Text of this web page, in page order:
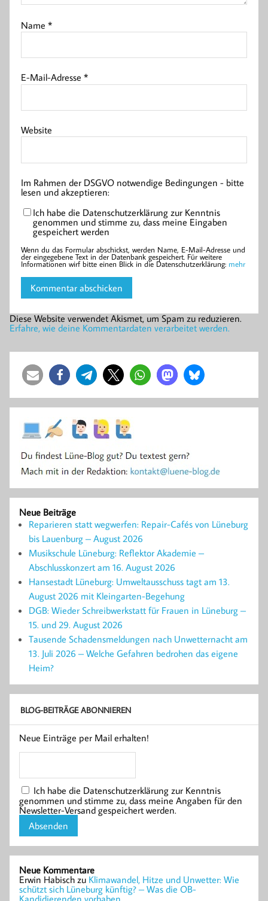
Name*
E-Mail-Adresse*
Website
Im Rahmen der DSGVO notwendige Bedingungen - bitte
lesen und akzeptieren:
Ich habe die Datenschutzerklärung zur Kenntnis
genommen und stimme zu, dass meine Eingaben
gespeichert werden
Wenn du das Formular abschickst, werden Name, E-Mail-Adresse und
der eingegebene Text in der Datenbank gespeichert. Für weitere
Informationen wirf bitte einen Blick in die Datenschutzerklärung: mehr
Diese Website verwendet Akismet, um Spam zu reduzieren.
Erfahre, wie deine Kommentardaten verarbeitet werden.
Neue Beiträge
Reparieren statt wegwerfen: Repair-Cafés von Lüneburg
bis Lauenburg – August 2026
Musikschule Lüneburg: Reflektor Akademie –
Abschlusskonzert am 16. August 2026
Hansestadt Lüneburg: Umweltausschuss tagt am 13.
August 2026 mit Kleingarten-Begehung
DGB: Wieder Schreibwerkstatt für Frauen in Lüneburg –
15. und 29. August 2026
Tausende Schadensmeldungen nach Unwetternacht am
13. Juli 2026 – Welche Gefahren bedrohen das eigene
Heim?
BLOG-BEITRÄGE ABONNIEREN
Neue Einträge per Mail erhalten!
Ich habe die Datenschutzerklärung zur Kenntnis
genommen und stimme zu, dass meine Angaben für den
Newsletter-Versand gespeichert werden.
Neue Kommentare
Erwin Habisch zu Klimawandel, Hitze und Unwetter: Wie
schützt sich Lüneburg künftig? – Was die OB-